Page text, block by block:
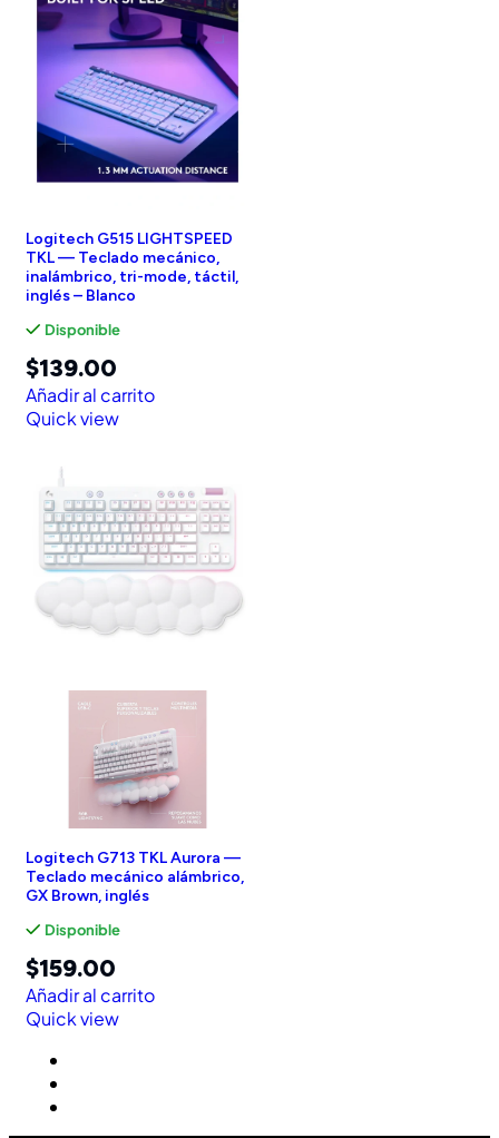
Logitech G515 LIGHTSPEED
TKL — Teclado mecánico,
inalámbrico, tri-mode, táctil,
inglés – Blanco
Disponible
$139.00
Añadir al carrito
Quick view
Logitech G713 TKL Aurora —
Teclado mecánico alámbrico,
GX Brown, inglés
Disponible
$159.00
Añadir al carrito
Quick view